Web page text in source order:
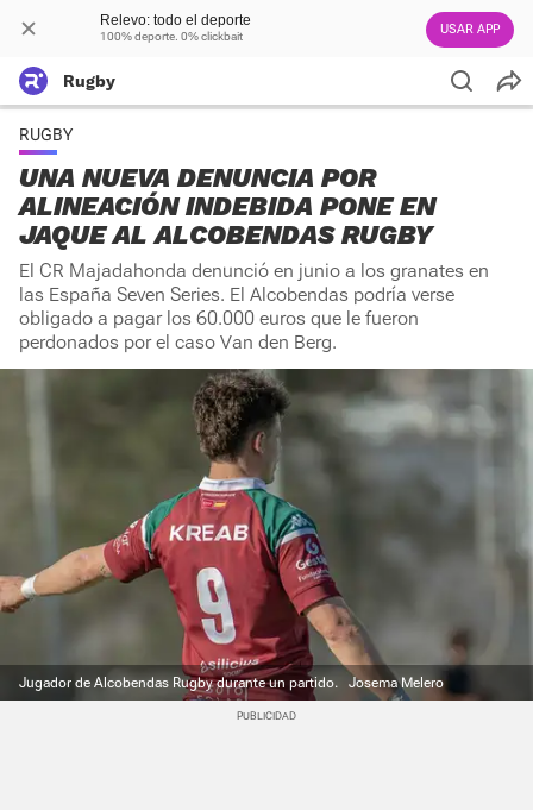
Relevo: todo el deporte
100% deporte. 0% clickbait USAR APP
Rugby
RUGBY
UNA NUEVA DENUNCIA POR
ALINEACIÓN INDEBIDA PONE EN
JAQUE AL ALCOBENDAS RUGBY
El CR Majadahonda denunció en junio a los granates en
las España Seven Series. El Alcobendas podría verse
obligado a pagar los 60.000 euros que le fueron
perdonados por el caso Van den Berg.
Jugador de Alcobendas Rugby durante un partido. Josema Melero